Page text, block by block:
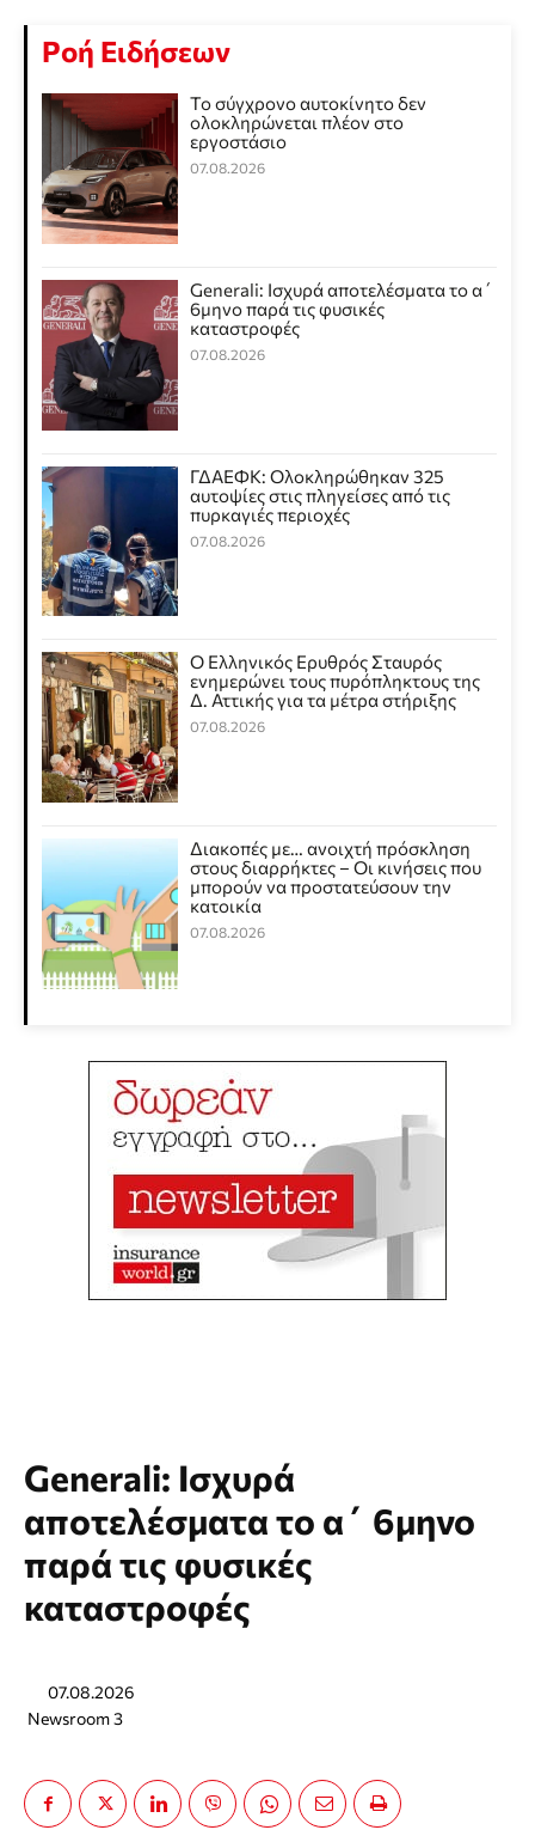
Ροή Ειδήσεων
Το σύγχρονο αυτοκίνητο δεν
ολοκληρώνεται πλέον στο
εργοστάσιο
07.08.2026
Generali: Ισχυρά αποτελέσματα το α΄
6μηνο παρά τις φυσικές
καταστροφές
07.08.2026
ΓΔΑΕΦΚ: Ολοκληρώθηκαν 325
αυτοψίες στις πληγείσες από τις
πυρκαγιές περιοχές
07.08.2026
Ο Ελληνικός Ερυθρός Σταυρός
ενημερώνει τους πυρόπληκτους της
Δ. Αττικής για τα μέτρα στήριξης
07.08.2026
Διακοπές με… ανοιχτή πρόσκληση
στους διαρρήκτες – Οι κινήσεις που
μπορούν να προστατεύσουν την
κατοικία
07.08.2026